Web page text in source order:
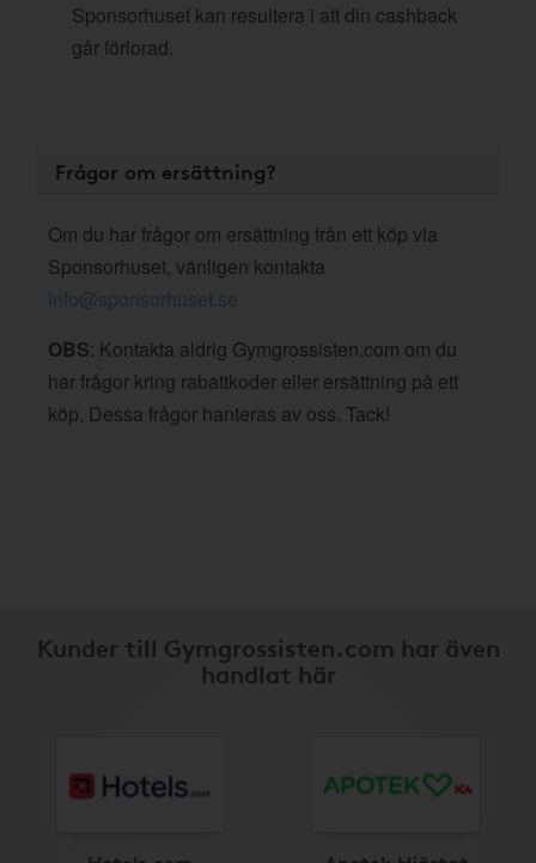
Sponsorhuset kan resultera i att din cashback
går förlorad.
Frågor om ersättning?
Om du har frågor om ersättning från ett köp via
Sponsorhuset, vänligen kontakta
info@sponsorhuset.se
OBS: Kontakta aldrig Gymgrossisten.com om du
har frågor kring rabattkoder eller ersättning på ett
köp. Dessa frågor hanteras av oss. Tack!
Kunder till Gymgrossisten.com har även
handlat här